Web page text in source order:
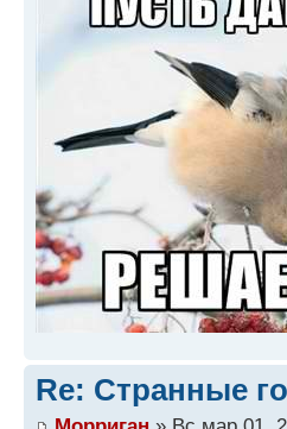
Re: Странные